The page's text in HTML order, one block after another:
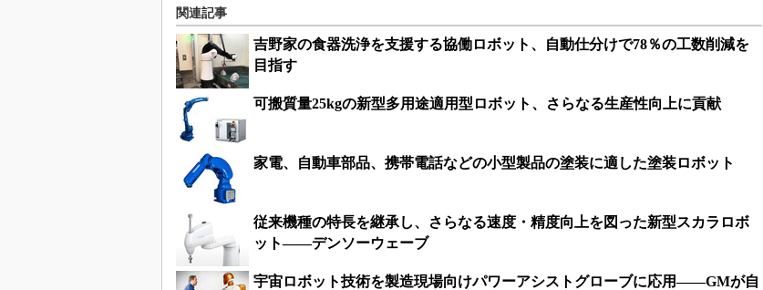
関連記事
吉野家の食器洗浄を支援する協働ロボット、自動仕分けで78％の工数削減を
目指す
可搬質量25kgの新型多用途適用型ロボット、さらなる生産性向上に貢献
家電、自動車部品、携帯電話などの小型製品の塗装に適した塗装ロボット
従来機種の特長を継承し、さらなる速度・精度向上を図った新型スカラロボ
ット――デンソーウェーブ
宇宙ロボット技術を製造現場向けパワーアシストグローブに応用――GMが自